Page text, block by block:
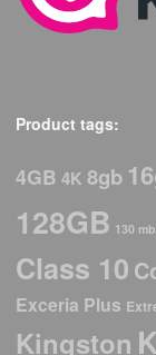
Product tags:
4GB 4K 8gb
128GB 130
Class 10
Exceria Plus
Kingston